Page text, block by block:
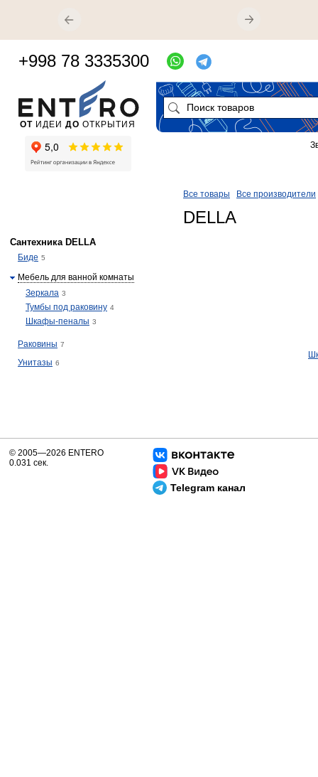
Все товары Все производители
DELLA
Сантехника DELLA
Биде 5
Мебель для ванной комнаты
Зеркала 3
Тумбы под раковину 4
Шкафы-пеналы 3
Раковины 7
Унитазы 6
ОТ ИДЕИ ДО ОТКРЫТИЯ
+998 78 3335300
Telegram канал
© 2005—2026 ENTERO
0.031 сек.